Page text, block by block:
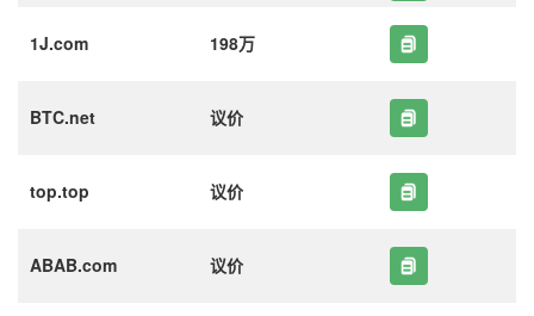
1J.com 198万
BTC.net 议价
top.top 议价
ABAB.com 议价